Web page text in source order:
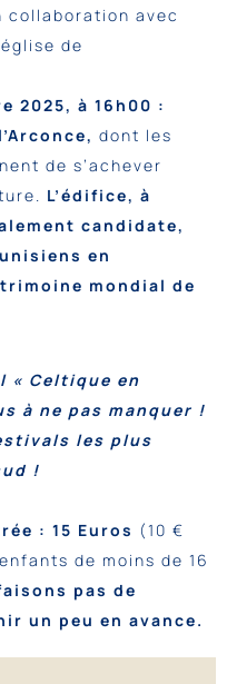
collaboration avec
de
2025, à 16h00 :
dont les
de s’achever
L’édifice, à
candidate,
en
mondial de
« Celtique en
à ne pas manquer !
les plus
!
: 15 Euros (10 €
de moins de 16
pas de
un peu en avance.